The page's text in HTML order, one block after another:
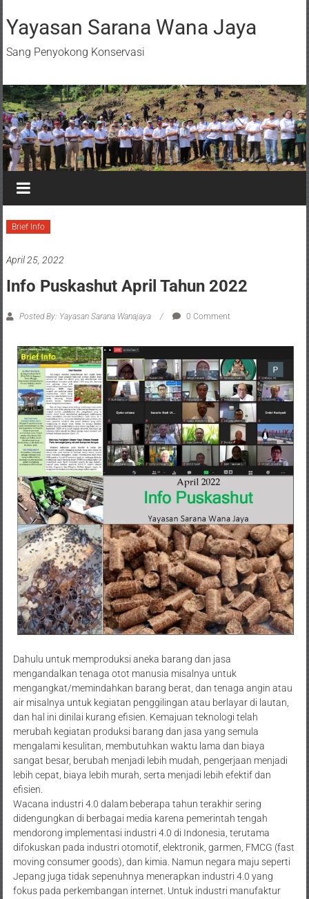
Yayasan Sarana Wana Jaya
Sang Penyokong Konservasi
Brief Info
April 25, 2022
Info Puskashut April Tahun 2022
Posted By: Yayasan Sarana Wanajaya 0 Comment
Dahulu untuk memproduksi aneka barang dan jasa
mengandalkan tenaga otot manusia misalnya untuk
mengangkat/memindahkan barang berat, dan tenaga angin atau
air misalnya untuk kegiatan penggilingan atau berlayar di lautan,
dan hal ini dinilai kurang efisien. Kemajuan teknologi telah
merubah kegiatan produksi barang dan jasa yang semula
mengalami kesulitan, membutuhkan waktu lama dan biaya
sangat besar, berubah menjadi lebih mudah, pengerjaan menjadi
lebih cepat, biaya lebih murah, serta menjadi lebih efektif dan
efisien.
Wacana industri 4.0 dalam beberapa tahun terakhir sering
didengungkan di berbagai media karena pemerintah tengah
mendorong implementasi industri 4.0 di Indonesia, terutama
difokuskan pada industri otomotif, elektronik, garmen, FMCG (fast
moving consumer goods), dan kimia. Namun negara maju seperti
Jepang juga tidak sepenuhnya menerapkan industri 4.0 yang
fokus pada perkembangan internet. Untuk industri manufaktur